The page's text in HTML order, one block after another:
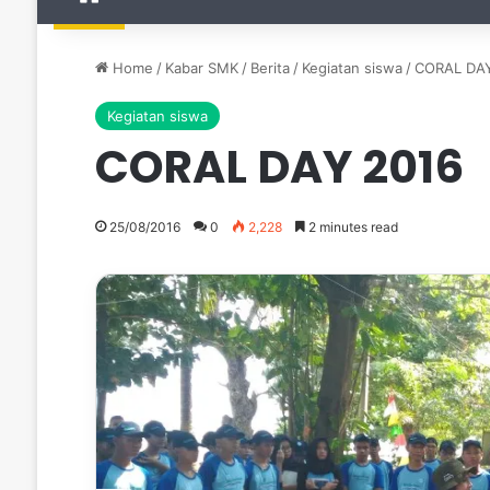
Home / Kabar SMK / Berita / Kegiatan siswa /CORAL
Kegiatan siswa
CORAL DAY 2016
25/08/2016 0 2,228 2 minutes read